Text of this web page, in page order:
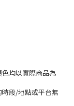
均以實際商品為
段/地點或平台無